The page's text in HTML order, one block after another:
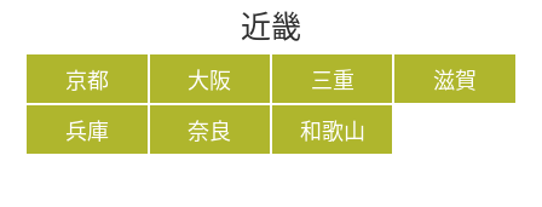
近畿
京都 大阪 三重
滋賀
兵庫
奈良 和歌山